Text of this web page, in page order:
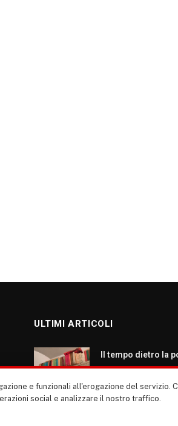
ULTIMI ARTICOLI
Il tempo dietro la
e funzionali all'erogazione del servizio.
social e analizzare il nostro traffico.